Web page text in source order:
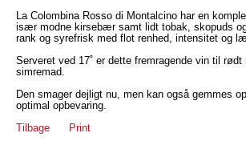
La Colombina Rosso di Montalcino har en
især modne kirsebær samt lidt tobak, skopuds
rank og syrefrisk med flot renhed, intensitet og
Serveret ved 17˚ er dette fremragende vin til
simremad.
Den smager dejligt nu, men kan også gemmes
optimal opbevaring.
Tilbage
Print